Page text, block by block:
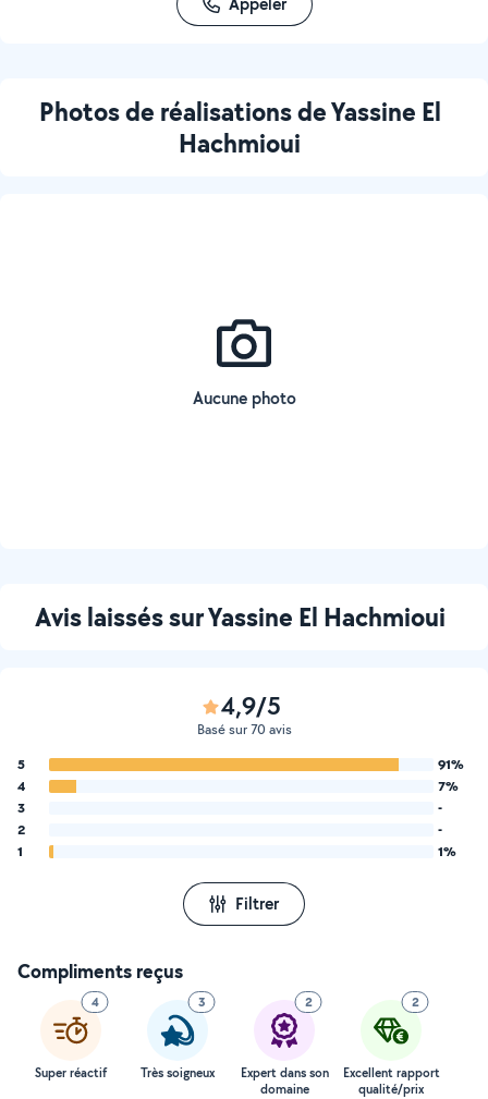
Photos de réalisations de Yassine El
Hachmioui
Aucune photo
Avis laissés sur Yassine El Hachmioui
4,9/5
Basé sur 70 avis
5
91%
4
7%
3
-
2
-
1
1%
Filtrer
Compliments reçus
4
Super réactif
3
Très soigneux
2
Expert dans son
domaine
2
Excellent rapport
qualité/prix